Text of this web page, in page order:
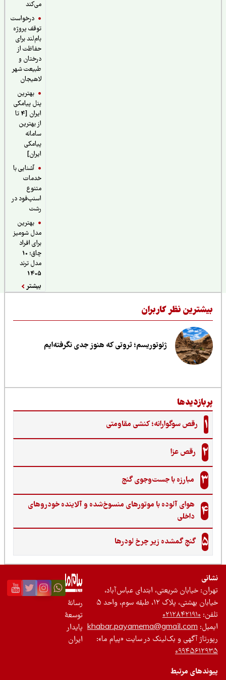
درخواست
توقف پروژه
بام‌لند برای
حفاظت از
درختان و
طبیعت شهر
لاهیجان
بهترین
پنل پیامکی
ایران [4 تا
از بهترین
سامانه
پیامکی
آشنایی با
خدمات
اسنپ‌فود در
بهترین
مدل شومیز
برای افراد
چاق؛ 10
مدل ترند
نظر کاربران
ژئوتوریسم؛ ثروتی که هنوز جدی نگرفته‌ایم
رقص سوگوارانه؛ کنشی مقاومتی
رقص عزا
مبارزه با جست‌وجوی گنج‌
هوای آلوده با موتورهای منسوخ‌شده و آلاینده خودروهای
داخلی
گنجِ گمشده زیر چرخ لودرها
خیابان شریعتی، ابتدای عباس‌آباد،
بهشتی، پلاک ۱۲، طبقه سوم، واحد ۵
۰۲۱۲۸۴۲۱۹۱۰
khabar.payamema@gmail.com
آگهی و بک‌لینک در سایت «پیام ما»:
مرتبط
رسانۀ
توسعۀ
پایدار
ایران